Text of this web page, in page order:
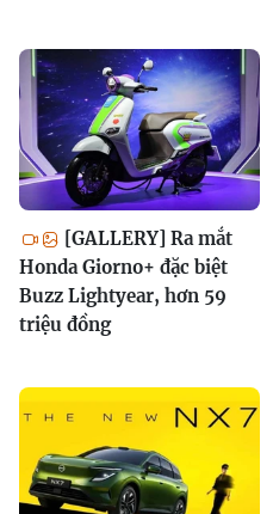
[GALLERY] Ra mắt
Honda Giorno+ đặc biệt
Buzz Lightyear, hơn 59
triệu đồng